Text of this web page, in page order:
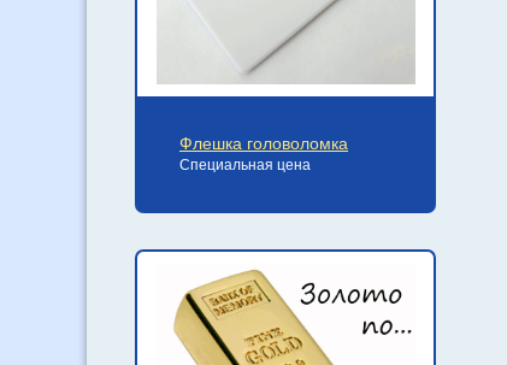
Флешка головоломка
Специальная цена